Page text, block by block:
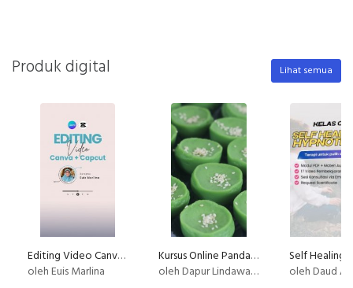
Produk digital Lihat semua
Editing Video Canva + Capcut
oleh Euis Marlina
Kursus Online Pandan Hejo Dapur Lindawaty PU
oleh Dapur Lindawaty
oleh Daud